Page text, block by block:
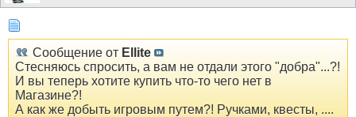
Сообщение от Ellite
Стесняюсь спросить, а вам не отдали этого "добра"...?!
И вы теперь хотите купить что-то чего нет в
Магазине?!
А как же добыть игровым путем?! Ручками, квесты, ....